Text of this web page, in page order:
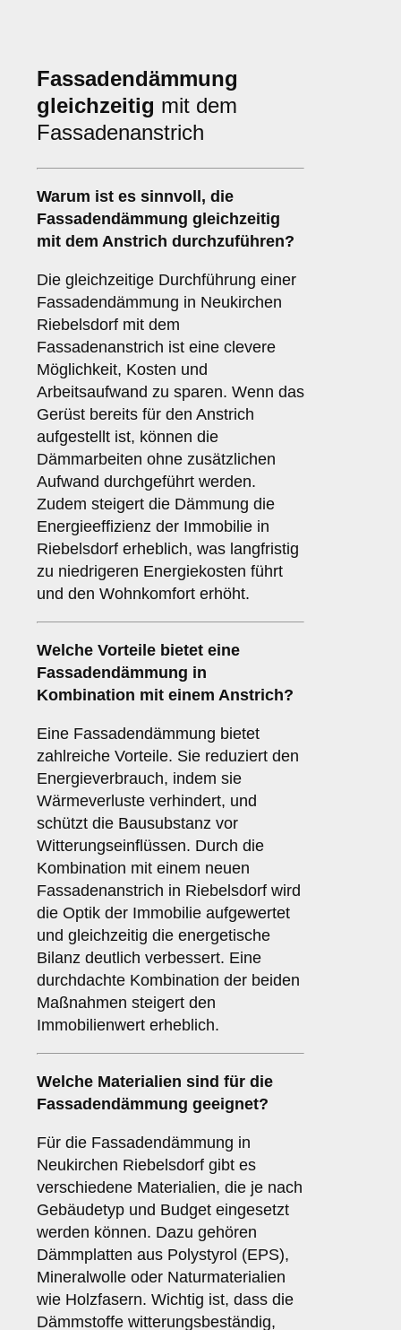
Fassadendämmung
gleichzeitig mit dem
Fassadenanstrich
Warum ist es sinnvoll, die
Fassadendämmung gleichzeitig
mit dem Anstrich durchzuführen?
Die gleichzeitige Durchführung einer
Fassadendämmung in Neukirchen
Riebelsdorf mit dem
Fassadenanstrich ist eine clevere
Möglichkeit, Kosten und
Arbeitsaufwand zu sparen. Wenn das
Gerüst bereits für den Anstrich
aufgestellt ist, können die
Dämmarbeiten ohne zusätzlichen
Aufwand durchgeführt werden.
Zudem steigert die Dämmung die
Energieeffizienz der Immobilie in
Riebelsdorf erheblich, was langfristig
zu niedrigeren Energiekosten führt
und den Wohnkomfort erhöht.
Welche Vorteile bietet eine
Fassadendämmung in
Kombination mit einem Anstrich?
Eine Fassadendämmung bietet
zahlreiche Vorteile. Sie reduziert den
Energieverbrauch, indem sie
Wärmeverluste verhindert, und
schützt die Bausubstanz vor
Witterungseinflüssen. Durch die
Kombination mit einem neuen
Fassadenanstrich in Riebelsdorf wird
die Optik der Immobilie aufgewertet
und gleichzeitig die energetische
Bilanz deutlich verbessert. Eine
durchdachte Kombination der beiden
Maßnahmen steigert den
Immobilienwert erheblich.
Welche Materialien sind für die
Fassadendämmung geeignet?
Für die Fassadendämmung in
Neukirchen Riebelsdorf gibt es
verschiedene Materialien, die je nach
Gebäudetyp und Budget eingesetzt
werden können. Dazu gehören
Dämmplatten aus Polystyrol (EPS),
Mineralwolle oder Naturmaterialien
wie Holzfasern. Wichtig ist, dass die
Dämmstoffe witterungsbeständig,